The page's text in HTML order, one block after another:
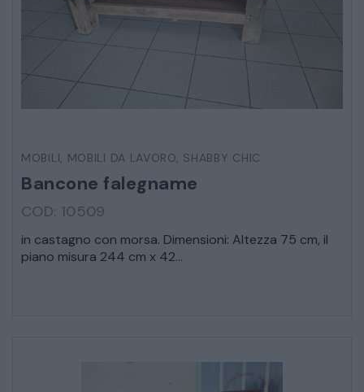
MOBILI, MOBILI DA LAVORO, SHABBY CHIC
Bancone falegname
COD: 10509
in castagno con morsa. Dimensioni: Altezza 75 cm, il
piano misura 244 cm x 42...